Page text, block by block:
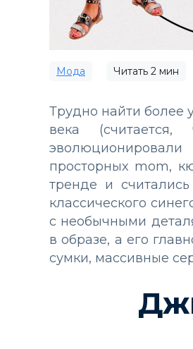
Мода Читать 2 мин
Трудно найти более
века
просторных mom,
тренде и
классического
с необычными
в образе, а его
сумки, массивные